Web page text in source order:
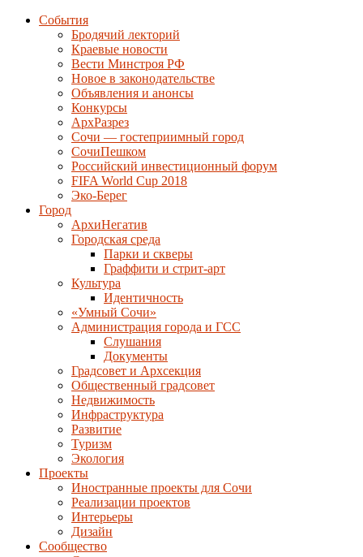
События
Бродячий лекторий
Краевые новости
Вести Минстроя РФ
Новое в законодательстве
Объявления и анонсы
Конкурсы
АрхРазрез
Сочи — гостеприимный город
СочиПешком
Российский инвестиционный форум
FIFA World Cup 2018
Эко-Берег
Город
АрхиНегатив
Городская среда
Парки и скверы
Граффити и стрит-арт
Культура
Идентичность
«Умный Сочи»
Администрация города и ГСС
Слушания
Документы
Градсовет и Архсекция
Общественный градсовет
Недвижимость
Инфраструктура
Развитие
Туризм
Экология
Проекты
Иностранные проекты для Сочи
Реализации проектов
Интерьеры
Дизайн
Сообщество